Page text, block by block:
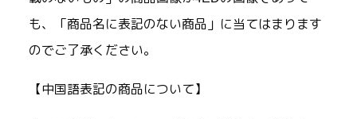
も、「商品名に表記のない商品」に当てはまります
のでご了承ください。
【中国語表記の商品について】